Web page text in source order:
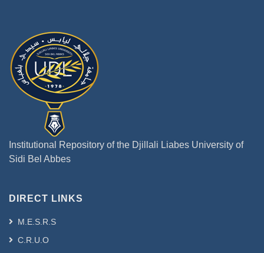
Institutional Repository of the Djillali Liabes University of
Sidi Bel Abbes
DIRECT LINKS
M.E.S.R.S
C.R.U.O